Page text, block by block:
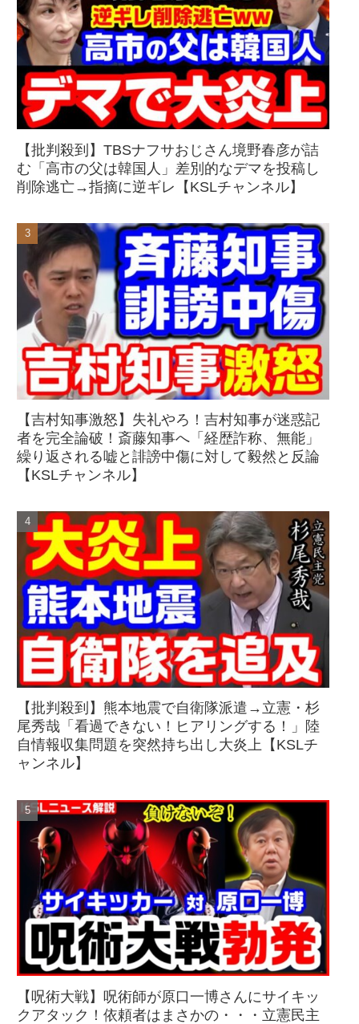
【批判殺到】TBSナフサおじさん境野春彦が詰
む「高市の父は韓国人」差別的なデマを投稿し
削除逃亡→指摘に逆ギレ【KSLチャンネル】
【吉村知事激怒】失礼やろ！吉村知事が迷惑記
者を完全論破！斎藤知事へ「経歴詐称、無能」
繰り返される嘘と誹謗中傷に対して毅然と反論
【KSLチャンネル】
【批判殺到】熊本地震で自衛隊派遣→立憲・杉
尾秀哉「看過できない！ヒアリングする！」陸
自情報収集問題を突然持ち出し大炎上【KSLチ
ャンネル】
【呪術大戦】呪術師が原口一博さんにサイキッ
クアタック！依頼者はまさかの・・・立憲民主